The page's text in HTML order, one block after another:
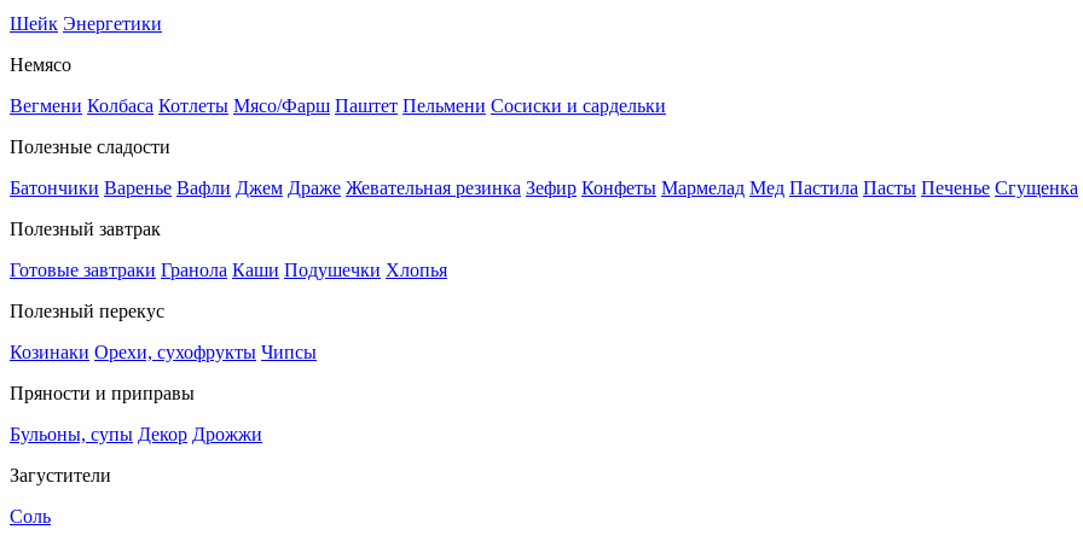
Шейк Энергетики
Немясо
Вегмени Колбаса Котлеты Мясо/Фарш Паштет Пельмени Сосиски и сардельки
Полезные сладости
Батончики Варенье Вафли Джем Драже Жевательная резинка Зефир Конфеты Мармелад Мед Пастила Пасты Печенье Сгущенка
Полезный завтрак
Готовые завтраки Гранола Каши Подушечки Хлопья
Полезный перекус
Козинаки Орехи, сухофрукты Чипсы
Пряности и приправы
Бульоны, супы Декор Дрожжи
Загустители
Соль